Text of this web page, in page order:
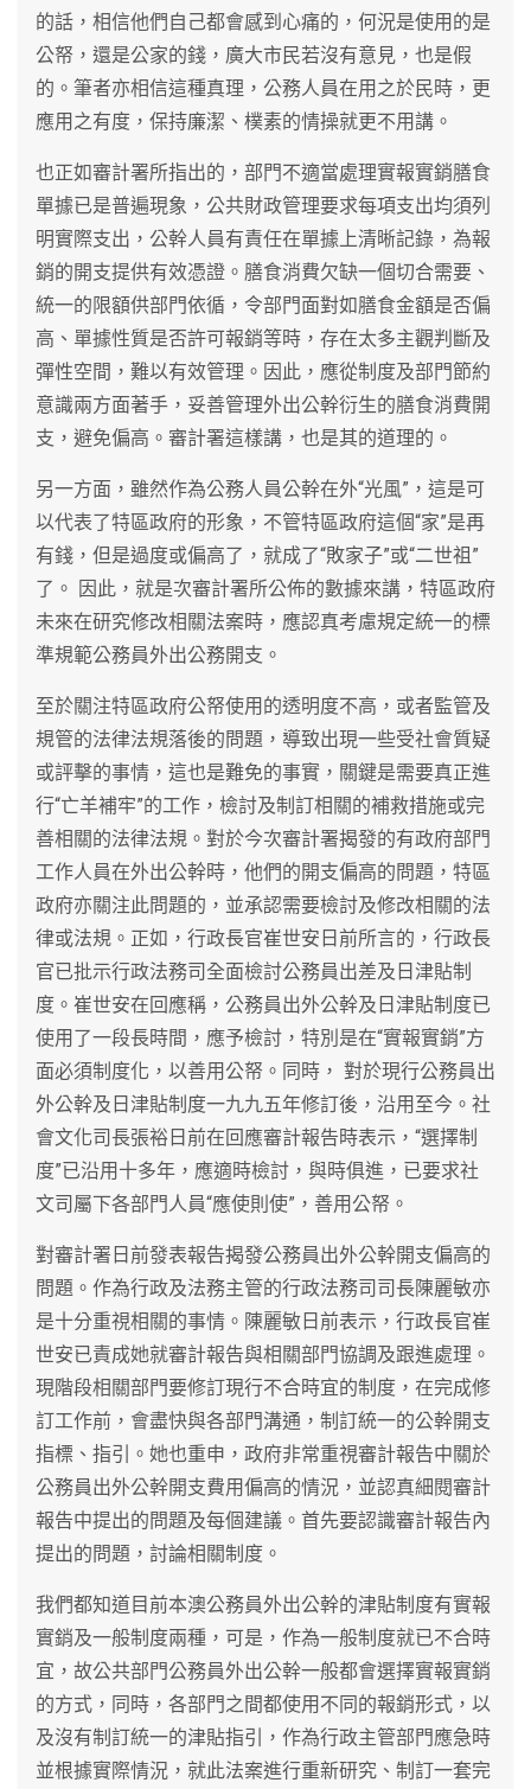
的話，相信他們自己都會感到心痛的，何況是使用的是
公帑，還是公家的錢，廣大市民若沒有意見，也是假
的。筆者亦相信這種真理，公務人員在用之於民時，更
應用之有度，保持廉潔、樸素的情操就更不用講。
也正如審計署所指出的，部門不適當處理實報實銷膳食
單據已是普遍現象，公共財政管理要求每項支出均須列
明實際支出，公幹人員有責任在單據上清晰記錄，為報
銷的開支提供有效憑證。膳食消費欠缺一個切合需要、
統一的限額供部門依循，令部門面對如膳食金額是否偏
高、單據性質是否許可報銷等時，存在太多主觀判斷及
彈性空間，難以有效管理。因此，應從制度及部門節約
意識兩方面著手，妥善管理外出公幹衍生的膳食消費開
支，避免偏高。審計署這樣講，也是其的道理的。
另一方面，雖然作為公務人員公幹在外“光風”，這是可
以代表了特區政府的形象，不管特區政府這個“家”是再
有錢，但是過度或偏高了，就成了“敗家子”或“二世祖”
了。 因此，就是次審計署所公佈的數據來講，特區政府
未來在研究修改相關法案時，應認真考慮規定統一的標
準規範公務員外出公務開支。
至於關注特區政府公帑使用的透明度不高，或者監管及
規管的法律法規落後的問題，導致出現一些受社會質疑
或評擊的事情，這也是難免的事實，關鍵是需要真正進
行“亡羊補牢”的工作，檢討及制訂相關的補救措施或完
善相關的法律法規。對於今次審計署揭發的有政府部門
工作人員在外出公幹時，他們的開支偏高的問題，特區
政府亦關注此問題的，並承認需要檢討及修改相關的法
律或法規。正如，行政長官崔世安日前所言的，行政長
官已批示行政法務司全面檢討公務員出差及日津貼制
度。崔世安在回應稱，公務員出外公幹及日津貼制度已
使用了一段長時間，應予檢討，特別是在“實報實銷”方
面必須制度化，以善用公帑。同時， 對於現行公務員出
外公幹及日津貼制度一九九五年修訂後，沿用至今。社
會文化司長張裕日前在回應審計報告時表示，“選擇制
度”已沿用十多年，應適時檢討，與時俱進，已要求社
文司屬下各部門人員“應使則使”，善用公帑。
對審計署日前發表報告揭發公務員出外公幹開支偏高的
問題。作為行政及法務主管的行政法務司司長陳麗敏亦
是十分重視相關的事情。陳麗敏日前表示，行政長官崔
世安已責成她就審計報告與相關部門協調及跟進處理。
現階段相關部門要修訂現行不合時宜的制度，在完成修
訂工作前，會盡快與各部門溝通，制訂統一的公幹開支
指標、指引。她也重申，政府非常重視審計報告中關於
公務員出外公幹開支費用偏高的情況，並認真細閱審計
報告中提出的問題及每個建議。首先要認識審計報告內
提出的問題，討論相關制度。
我們都知道目前本澳公務員外出公幹的津貼制度有實報
實銷及一般制度兩種，可是，作為一般制度就已不合時
宜，故公共部門公務員外出公幹一般都會選擇實報實銷
的方式，同時，各部門之間都使用不同的報銷形式，以
及沒有制訂統一的津貼指引，作為行政主管部門應急時
並根據實際情況，就此法案進行重新研究、制訂一套完